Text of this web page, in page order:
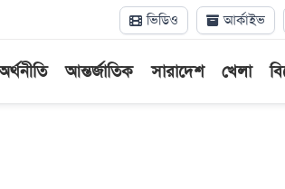
ভিডিও আর্কাইভ
আন্তর্জাতিক সারাদেশ খেলা